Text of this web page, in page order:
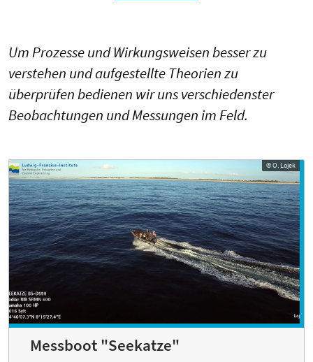
Um Prozesse und Wirkungsweisen besser zu
verstehen und aufgestellte Theorien zu
überprüfen bedienen wir uns verschiedenster
Beobachtungen und Messungen im Feld.
© O. Lojek
© O. Lojek
Messboot "Seekatze"